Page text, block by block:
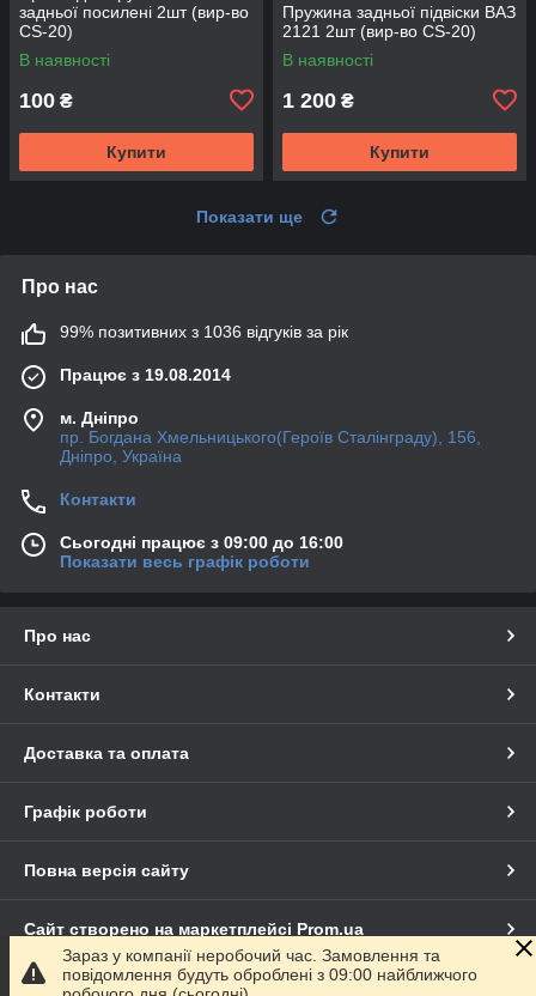
задньої посилені 2шт (вир-во
CS-20)
В наявності
100 ₴
Купити
Пружина задньої підвіски ВАЗ
2121 2шт (вир-во CS-20)
В наявності
1 200 ₴
Купити
Показати ще
Про нас
99% позитивних з 1036 відгуків за рік
Працює з 19.08.2014
м. Дніпро
пр. Богдана Хмельницького(Героїв Сталінграду), 156,
Дніпро, Україна
Контакти
Сьогодні працює з 09:00 до 16:00
Показати весь графік роботи
Про нас
Контакти
Доставка та оплата
Графік роботи
Повна версія сайту
Сайт створено на маркетплейсі Prom.ua
Політика конфіденційності
Зараз у компанії неробочий час. Замовлення та
повідомлення будуть оброблені з 09:00 найближчого